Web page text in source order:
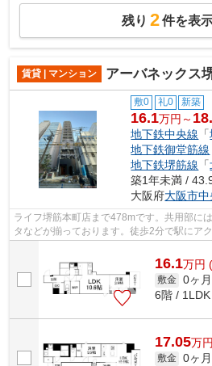
残り 2件を表
賃貸 | マンション アーバネックス
敷0 礼0 新築
16.1万円～
地下鉄中央線 「
地下鉄御堂筋線
地下鉄堺筋線 「
築1年未満 /
大阪府大阪市
ライフ堺筋本町店まで478mです。共用部に
タなどが揃っております。徒歩2分で駅にア
も自然乾燥ですぐ乾く通風良好な間取りの...
16.1万円
敷金 0ヶ月
6階 /
17.05万円
敷金 0ヶ月